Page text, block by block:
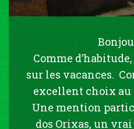
Comme
sur les vacances.
excellent choix au
Une mention
dos Orixas, un